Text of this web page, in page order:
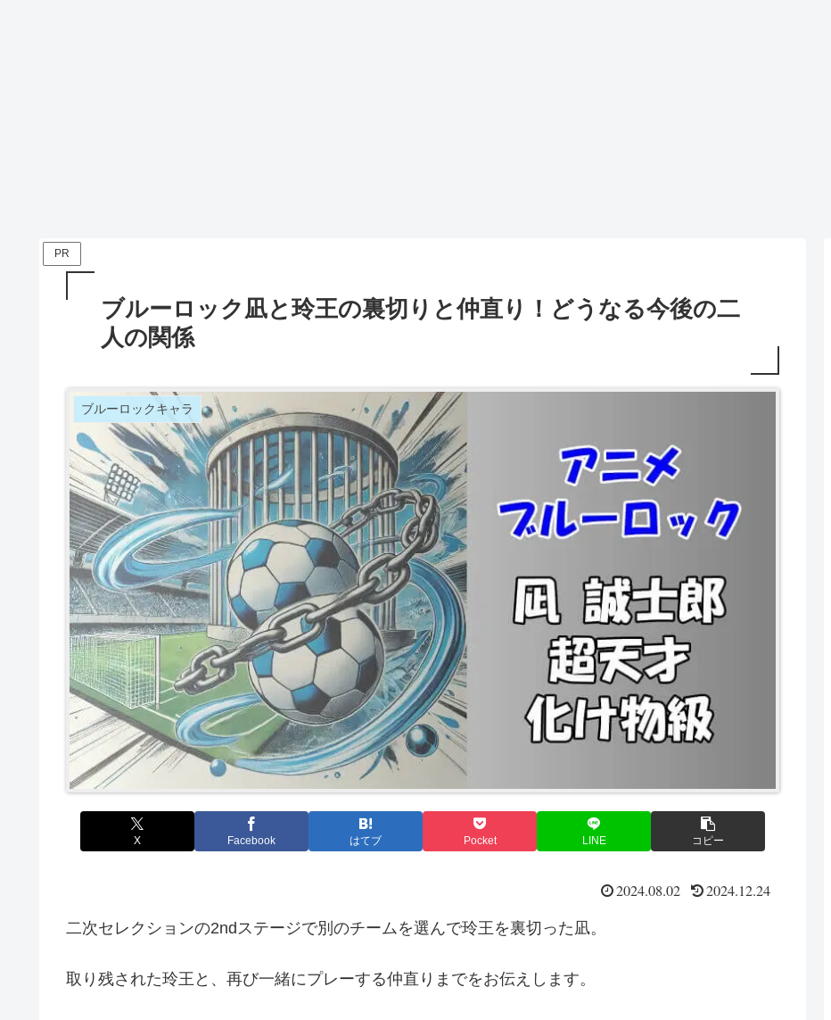
PR
ブルーロック凪と玲王の裏切りと仲直り！どうなる今後の二
人の関係
ブルーロックキャラ
X Facebook はてブ Pocket LINE コピー
2024.08.02 2024.12.24
二次セレクションの2ndステージで別のチームを選んで玲王を裏切った凪。
取り残された玲王と、再び一緒にプレーする仲直りまでをお伝えします。